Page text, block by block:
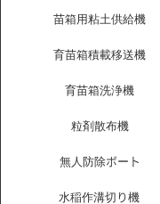
苗箱用粘土供給機
育苗箱積載移送機
育苗箱洗浄機
粒剤散布機
無人防除ボート
水稲作溝切り機